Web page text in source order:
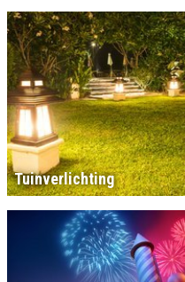
Tuinverlichting